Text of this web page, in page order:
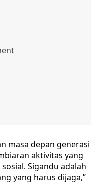
masa depan generasi
aktivitas yang
Sigandu adalah
yang harus dijaga,”